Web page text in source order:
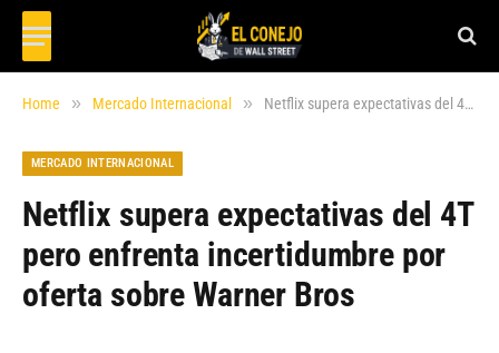
Home » Mercado Internacional » Netflix supera expectativas del 4T pero enfrenta incertidumbre por oferta sobre Warner Bros
MERCADO INTERNACIONAL
Netflix supera expectativas del 4T
pero enfrenta incertidumbre por
oferta sobre Warner Bros